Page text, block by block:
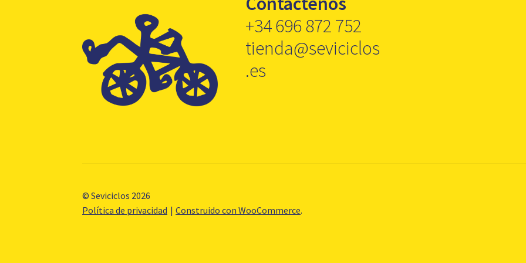
+34 696 872 752
tienda@seviciclos
.es
© Seviciclos 2026
Política de privacidad
Construido con WooCommerce.